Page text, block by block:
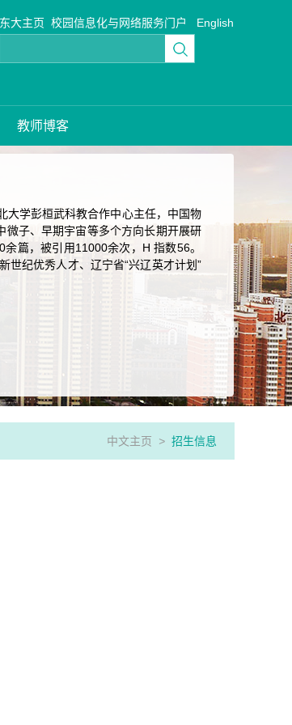
东大主页 校园信息化与网络服务门户 English
教师博客
大学彭桓武科教合作中心主任，中国物
微子、早期宇宙等多个方向长期开展研
篇，被引用11000余次，H 指数56。
世纪优秀人才、辽宁省“兴辽英才计划”
中文主页 > 招生信息